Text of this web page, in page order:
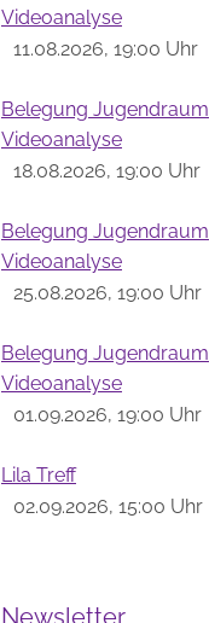
Videoanalyse
11.08.2026, 19:00 Uhr
Belegung Jugendraum
Videoanalyse
18.08.2026, 19:00 Uhr
Belegung Jugendraum
Videoanalyse
25.08.2026, 19:00 Uhr
Belegung Jugendraum
Videoanalyse
01.09.2026, 19:00 Uhr
Lila Treff
02.09.2026, 15:00 Uhr
Newsletter